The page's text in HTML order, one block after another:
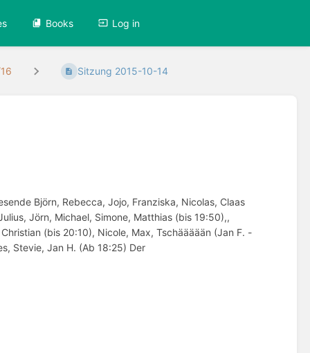
Books Log in
Sitzung 2015-10-14
Björn, Rebecca, Jojo, Franziska, Nicolas, Claas
Jörn, Michael, Simone, Matthias (bis 19:50),,
(bis 20:10), Nicole, Max, Tschäääään (Jan F. -
Stevie, Jan H. (Ab 18:25) Der